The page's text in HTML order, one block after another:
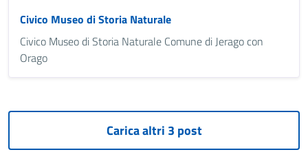
Civico Museo di Storia Naturale
Civico Museo di Storia Naturale Comune di Jerago con
Orago